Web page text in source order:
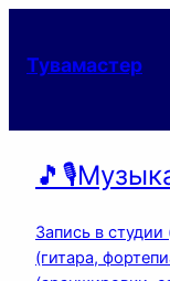
Тувамастер
Запись в
(гитара,